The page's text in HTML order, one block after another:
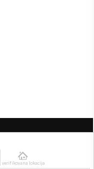
verifikovana lokacija